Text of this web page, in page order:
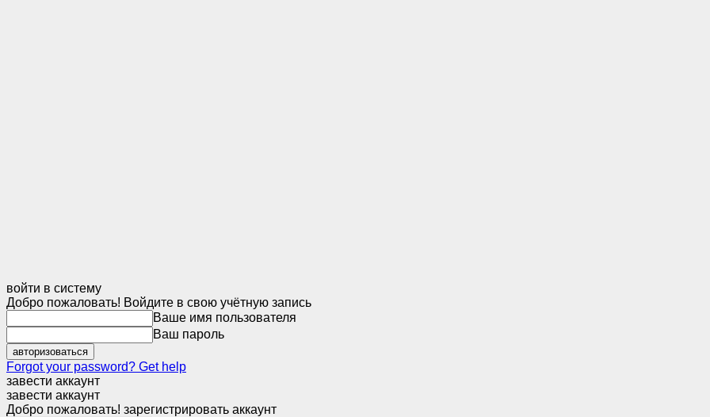
войти в систему
Добро пожаловать! Войдите в свою учётную запись
Ваше имя пользователя
Ваш пароль
Forgot your password? Get help
завести аккаунт
завести аккаунт
Добро пожаловать! зарегистрировать аккаунт